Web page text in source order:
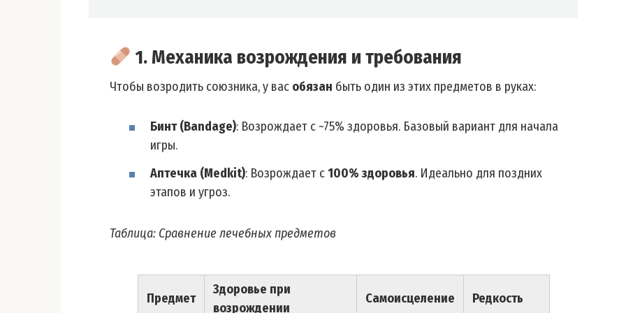
1. Механика возрождения и требования
Чтобы возродить союзника, у вас обязан быть один из этих предметов в руках:
Бинт (Bandage): Возрождает с ~75% здоровья. Базовый вариант для начала
игры.
Аптечка (Medkit): Возрождает с100% здоровья. Идеально для поздних
этапов и угроз.
Таблица: Сравнение лечебных предметов
Предмет
Здоровье при
возрождении
Самоисцеление Редкость